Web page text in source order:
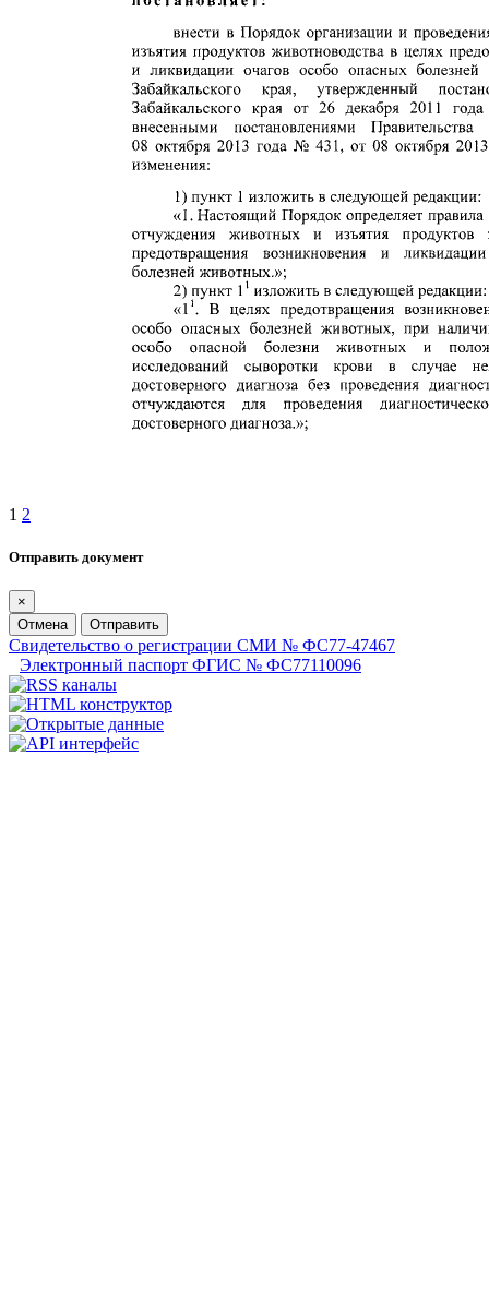
1 2
Отправить документ
×
Отмена
Отправить
Свидетельство о регистрации СМИ № ФС77-47467
Электронный паспорт ФГИС № ФС77110096